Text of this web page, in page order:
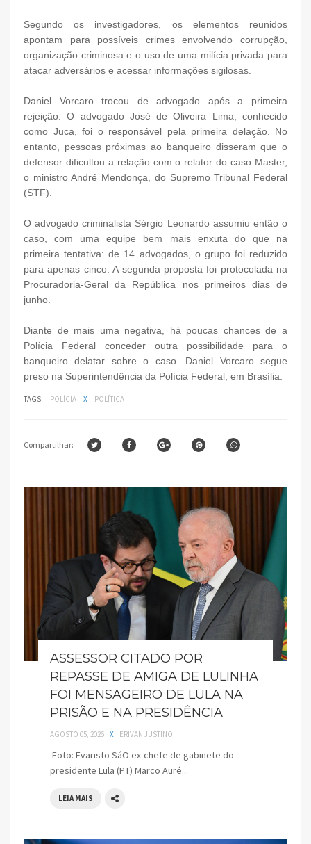
Segundo os investigadores, os elementos reunidos
apontam para possíveis crimes envolvendo corrupção,
organização criminosa e o uso de uma milícia privada para
atacar adversários e acessar informações sigilosas.
Daniel Vorcaro trocou de advogado após a primeira
rejeição. O advogado José de Oliveira Lima, conhecido
como Juca, foi o responsável pela primeira delação. No
entanto, pessoas próximas ao banqueiro disseram que o
defensor dificultou a relação com o relator do caso Master,
o ministro André Mendonça, do Supremo Tribunal Federal
(STF).
O advogado criminalista Sérgio Leonardo assumiu então o
caso, com uma equipe bem mais enxuta do que na
primeira tentativa: de 14 advogados, o grupo foi reduzido
para apenas cinco. A segunda proposta foi protocolada na
Procuradoria-Geral da República nos primeiros dias de
junho.
Diante de mais uma negativa, há poucas chances de a
Polícia Federal conceder outra possibilidade para o
banqueiro delatar sobre o caso. Daniel Vorcaro segue
preso na Superintendência da Polícia Federal, em Brasília.
TAGS: POLÍCIA X POLÍTICA
Compartilhar:
ASSESSOR CITADO POR
REPASSE DE AMIGA DE LULINHA
FOI MENSAGEIRO DE LULA NA
PRISÃO E NA PRESIDÊNCIA
AGOSTO 05, 2026 X ERIVAN JUSTINO
Foto: Evaristo SáO ex-chefe de gabinete do
presidente Lula (PT) Marco Auré...
LEIA MAIS